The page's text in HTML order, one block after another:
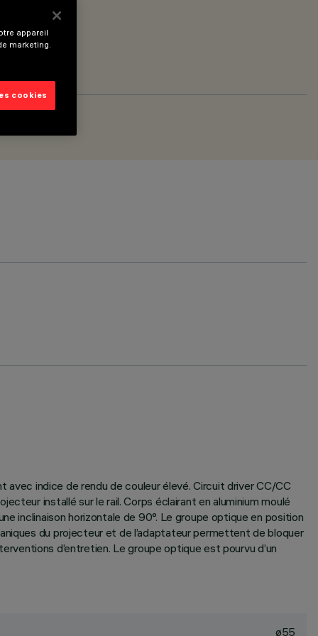
indice de rendu de couleur élevé. Circuit driver CC/CC
installé sur le rail. Corps éclairant en aluminium moulé
inclinaison horizontale de 90°. Le groupe optique en position
du projecteur et de l’adaptateur permettent de bloquer
d’entretien. Le groupe optique est pourvu d’un
ø55
appareil
marketing.
cookies